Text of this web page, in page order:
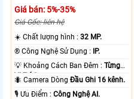
Giá bán: 5%-35%
Giá Gốc: liên hệ
☀️ Chất lượng hình :32 MP.
®️ Công Nghệ Sử Dụng :
IP.
💡 Khoảng Cách Ban Đêm :Từng
Vị Trí Camera .
🐜 Camera DòngĐầu Ghi 16 kênh.
️🎙 Ưu Điểm :Công Nghệ AI.